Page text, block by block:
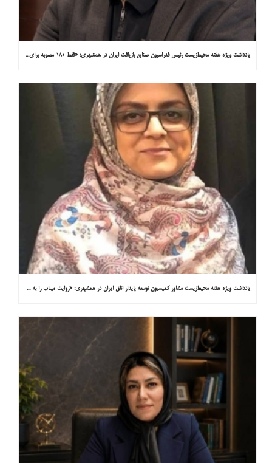
یادداشت ویژه هفته محیط‌زیست رئیس فدراسیون صنایع بازیافت ایران در همشهری: «فقط ۱۸۰ مصوبه برای خارج کردن خودروهای فرسوده از خیابان‌ها»
یادداشت ویژه هفته محیط‌زیست مشاور کمیسیون توسعه پایدار اتاق ایران در همشهری: «روایت میناب را به کاپ ۳۱ ببریم»